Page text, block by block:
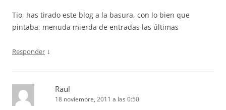
Tio, has tirado este blog a la basura, con lo bien que
pintaba, menuda mierda de entradas las últimas
Responder ↓
Raul
18 noviembre, 2011 a las 0:50